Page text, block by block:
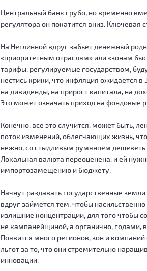
Центральный банк грубо, но временно
регулятора он покатится вниз. Ключевая
На Неглинной вдруг забьет денежный
«приоритетным отраслям» или «зонам
тарифы, регулируемые государством,
нестись крики, что инфляция ожидается
на дивиденды, на прирост капитала, на
Это может означать приход на фондовые
Конечно, все это случится, может быть,
поток изменений, облегчающих жизнь,
нежно, со стыдливым румянцем дешеветь
Локальная валюта переоценена, и ей
импортозамещению и бюджету.
Начнут раздавать государственные
вдруг займется тем, чтобы
излишние концентрации, для того чтобы
не кампанейщиной, а органично, годами,
Появится много регионов, зон и
льгот за то, что они стремительно
инновации.